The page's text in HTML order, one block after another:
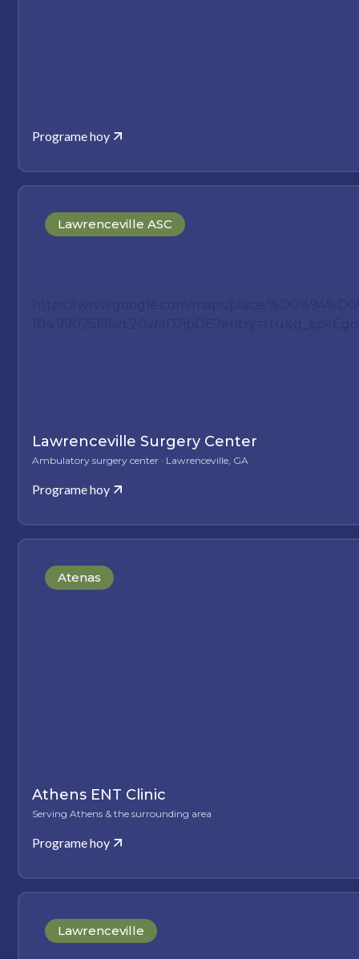
Programe hoy
Lawrenceville ASC
Lawrenceville Surgery Center
Ambulatory surgery center · Lawrenceville, GA
Programe hoy
Atenas
Athens ENT Clinic
Serving Athens & the surrounding area
Programe hoy
Lawrenceville